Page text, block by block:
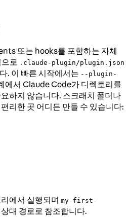
또는 hooks를 포함하는 자체
로 .claude-plugin/plugin.json
. 이 빠른 시작에서는 --plugin-
에서 Claude Code가 디렉토리를
하지 않습니다. 스크래치 폴더나
리한 곳 어디든 만들 수 있습니다:
에서 실행되며 my-first-
대 경로로 참조합니다.